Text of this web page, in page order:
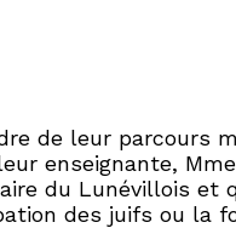
de leur parcours
enseignante,
du Lunévillois et
des juifs ou la